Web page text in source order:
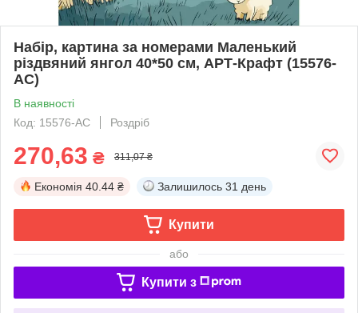
Набір, картина за номерами Маленький
різдвяний янгол 40*50 см, АРТ-Крафт (15576-
AC)
В наявності
Код: 15576-AC
Роздріб
270,63 ₴ 311,07 ₴
Економія 40.44 ₴ Залишилось 31 день
Купити
або
Купити з